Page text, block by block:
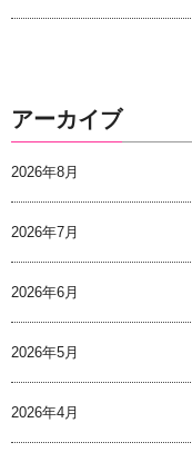
アーカイブ
2026年8月
2026年7月
2026年6月
2026年5月
2026年4月